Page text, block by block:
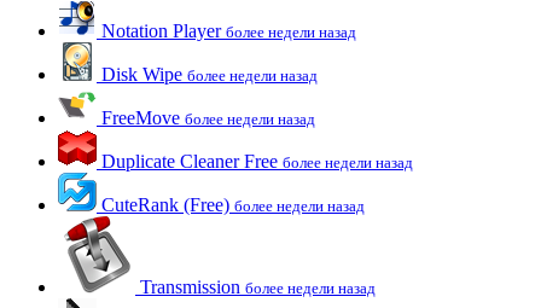
Notation Player более недели назад
Disk Wipe более недели назад
FreeMove более недели назад
Duplicate Cleaner Free более недели назад
CuteRank (Free) более недели назад
Transmission более недели назад